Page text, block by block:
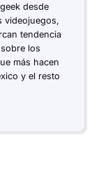
desde
videojuegos,
tendencia
los
más hacen
y el resto